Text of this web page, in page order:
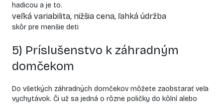
hadicou a je to.
veľká variabilita, nižšia cena, ľahká údržba
skôr pre menšie deti
5) Príslušenstvo k záhradným
domčekom
Do všetkých záhradných domčekov môžete zaobstarať veľa
vychytávok. Či už sa jedná o rôzne poličky do kôlní alebo